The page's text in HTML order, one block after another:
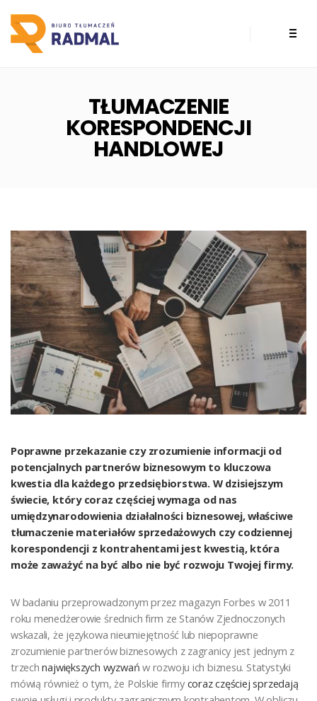
TŁUMACZENIE
KORESPONDENCJI
HANDLOWEJ
Poprawne przekazanie czy zrozumienie informacji od
potencjalnych partnerów biznesowym to kluczowa
kwestia dla każdego przedsiębiorstwa. W dzisiejszym
świecie, który coraz częściej wymaga od nas
umiędzynarodowienia działalności biznesowej, właściwe
tłumaczenie materiałów sprzedażowych czy codziennej
korespondencji z kontrahentami jest kwestią, która
może zaważyć na być albo nie być rozwoju Twojej firmy.
W badaniu przeprowadzonym przez magazyn Forbes w 2011
roku menedżerowie średnich firm ze Stanów Zjednoczonych
wskazali, że językowa nieumiejętność lub niepoprawne
zrozumienie partnerów biznesowych z zagranicy jest jednym z
trzech największych wyzwań w rozwoju ich biznesu. Statystyki
mówią również o tym, że Polskie firmy coraz częściej sprzedają